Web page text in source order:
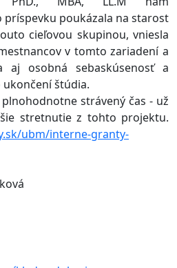
poukázala na starost
cieľovou skupinou, vniesla
v tomto zariadení a
aj osobná sebaskúsenosť a
ukončení štúdia.
strávený čas - už
stretnutie z tohto projektu.
ubm/interne-granty-